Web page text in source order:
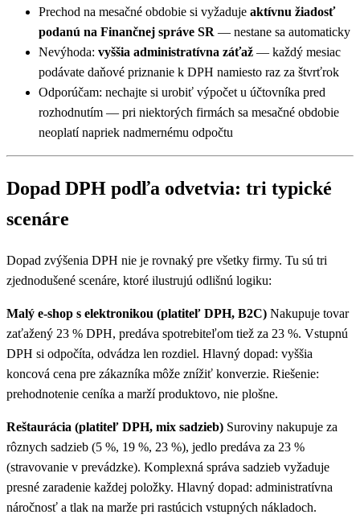
Prechod na mesačné obdobie si vyžaduje aktívnu žiadosť
podanú na Finančnej správe SR — nestane sa automaticky
Nevýhoda: vyššia administratívna záťaž — každý mesiac
podávate daňové priznanie k DPH namiesto raz za štvrťrok
Odporúčam: nechajte si urobiť výpočet u účtovníka pred
rozhodnutím — pri niektorých firmách sa mesačné obdobie
neoplatí napriek nadmernému odpočtu
Dopad DPH podľa odvetvia: tri typické
scenáre
Dopad zvýšenia DPH nie je rovnaký pre všetky firmy. Tu sú tri
zjednodušené scenáre, ktoré ilustrujú odlišnú logiku:
Malý e-shop s elektronikou (platiteľ DPH, B2C) Nakupuje tovar
zaťažený 23 % DPH, predáva spotrebiteľom tiež za 23 %. Vstupnú
DPH si odpočíta, odvádza len rozdiel. Hlavný dopad: vyššia
koncová cena pre zákazníka môže znížiť konverzie. Riešenie:
prehodnotenie ceníka a marží produktovo, nie plošne.
Reštaurácia (platiteľ DPH, mix sadzieb) Suroviny nakupuje za
rôznych sadzieb (5 %, 19 %, 23 %), jedlo predáva za 23 %
(stravovanie v prevádzke). Komplexná správa sadzieb vyžaduje
presné zaradenie každej položky. Hlavný dopad: administratívna
náročnosť a tlak na marže pri rastúcich vstupných nákladoch.